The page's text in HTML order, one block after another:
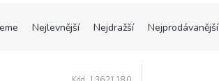
Nejlevnější Nejdražší Nejprodávanější